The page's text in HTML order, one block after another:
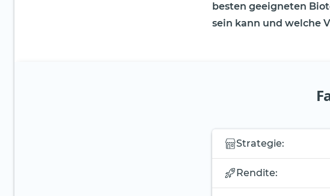
besten geeigneten
sein kann und welche
Strategie:
Rendite: